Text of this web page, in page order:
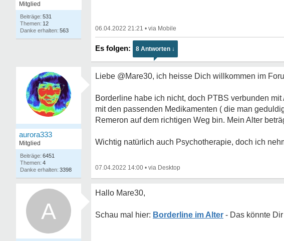
Mitglied
531
12
563
06.04.2022 21:21 •
8 Antworten ↓
aurora333
Mitglied
6451
4
3398
Liebe @Mare30, ich heisse Dich willkommen im
Borderline habe ich nicht, doch PTBS verbunden
mit den passenden Medikamenten ( die man
Remeron auf dem richtigen Weg bin. Mein Alter
Wichtig natürlich auch Psychotherapie, doch ich
07.04.2022 14:00 •
A
Hallo Mare30,
Borderline im Alter